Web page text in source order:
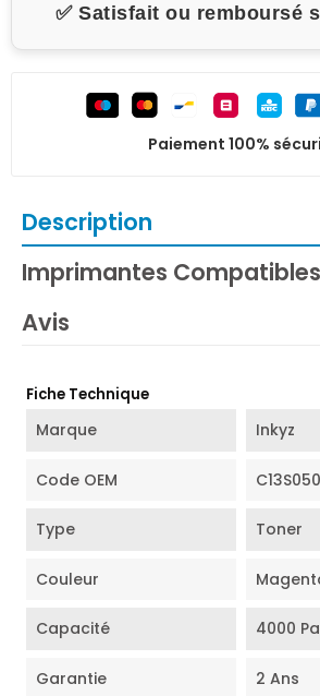
✅ Satisfait ou remboursé
Paiement 100%
Description
Imprimantes Compatibles
Avis
Fiche Technique
Marque Inkyz
Code OEM
Type Toner
Couleur
Capacité 4000
Garantie 2 Ans